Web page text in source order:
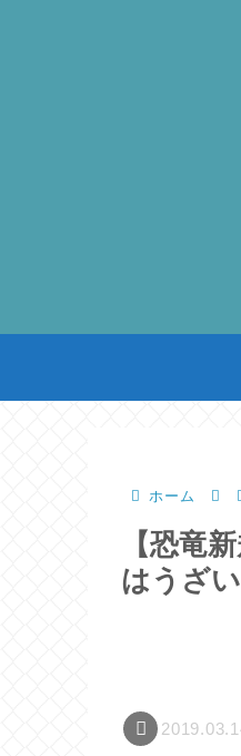
ホーム
【恐竜
はうざ